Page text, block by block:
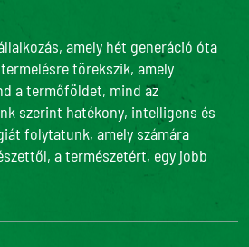
amely hét generáció óta
törekszik, amely
a termőföldet, mind az
szerint hatékony, intelligens és
folytatunk, amely számára
a természetért, egy jobb